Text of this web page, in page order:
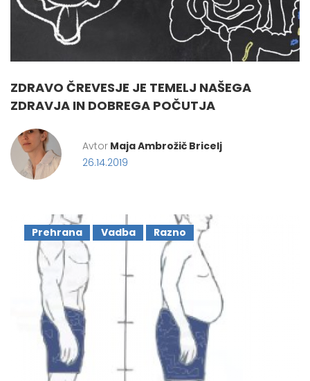
ZDRAVO ČREVESJE JE TEMELJ NAŠEGA
ZDRAVJA IN DOBREGA POČUTJA
Avtor Maja Ambrožič Bricelj
26.14.2019
Prehrana Vadba Razno